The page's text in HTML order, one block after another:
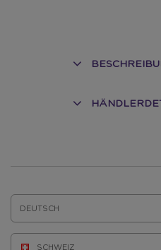
SPRACHE: